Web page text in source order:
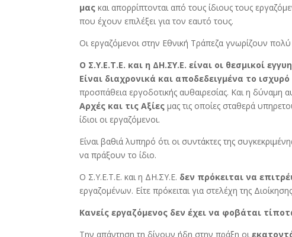
μας και απορρίπτονται από τους ίδιους τους
που έχουν επιλέξει για τον εαυτό τους.
Οι εργαζόμενοι στην Εθνική Τράπεζα γνωρίζουν πολύ
Ο Σ.Υ.Ε.Τ.Ε. και η ΔΗ.ΣΥ.Ε. είναι οι θεσμικοί
Είναι διαχρονικά και αποδεδειγμένα το
προσπάθεια εργοδοτικής αυθαιρεσίας. Και η δύναμη
Αρχές και τις Αξίες μας τις οποίες σταθερά
ίδιοι οι εργαζόμενοι.
Είναι βαθιά λυπηρό ότι οι συντάκτες της
να πράξουν το ίδιο.
Ο Σ.Υ.Ε.Τ.Ε. και η ΔΗ.ΣΥ.Ε. δεν πρόκειται να
εργαζομένων. Είτε πρόκειται για στελέχη της
Κανείς εργαζόμενος δεν έχει να φοβάται
Την απάντηση τη δίνουν ήδη στην πράξη οι